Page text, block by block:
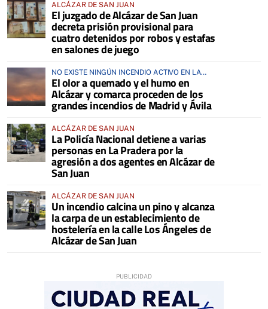
ALCÁZAR DE SAN JUAN
El juzgado de Alcázar de San Juan
decreta prisión provisional para
cuatro detenidos por robos y estafas
en salones de juego
NO EXISTE NINGÚN INCENDIO ACTIVO EN LA
COMARCA
El olor a quemado y el humo en
Alcázar y comarca proceden de los
grandes incendios de Madrid y Ávila
ALCÁZAR DE SAN JUAN
La Policía Nacional detiene a varias
personas en La Pradera por la
agresión a dos agentes en Alcázar de
San Juan
ALCÁZAR DE SAN JUAN
Un incendio calcina un pino y alcanza
la carpa de un establecimiento de
hostelería en la calle Los Ángeles de
Alcázar de San Juan